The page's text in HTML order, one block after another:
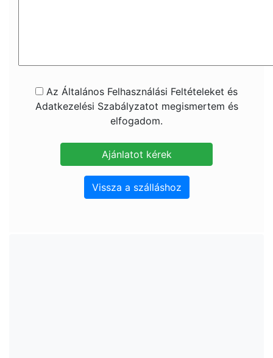
Az Általános Felhasználási Feltételeket és
Adatkezelési Szabályzatot megismertem és
elfogadom.
Vissza a szálláshoz